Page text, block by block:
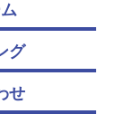
グ
せ